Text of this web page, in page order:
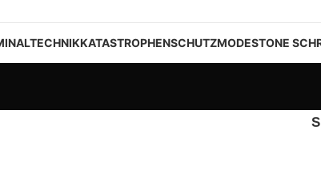
KATASTROPHENSCHUTZMODESTONE